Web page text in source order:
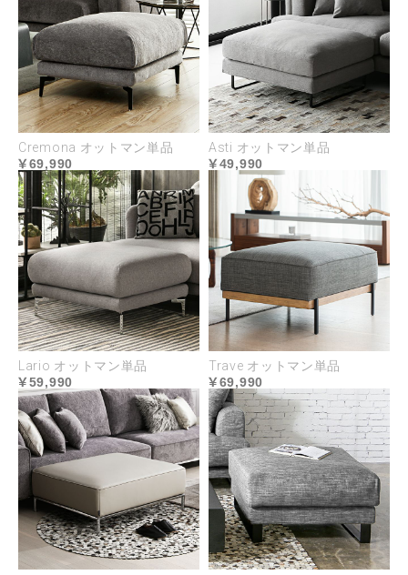
Cremona オットマン単品
69,990
Asti オットマン単品
49,990
Lario オットマン単品
59,990
Trave オットマン単品
69,990